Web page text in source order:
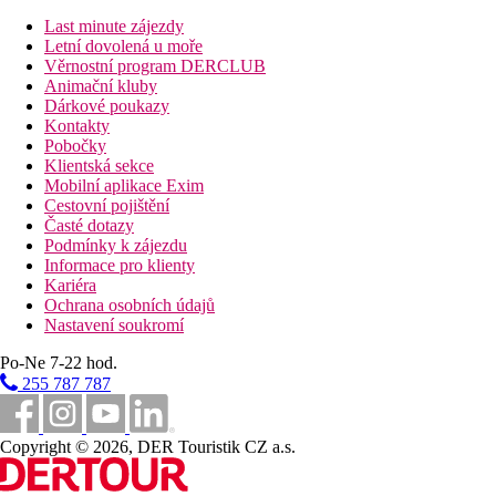
Vzdálenosti
5 km
Centrum města
21 km
Vzdálenost od nejbližšího letiště
Fotogalerie
Last minute zájezdy
Letní dovolená u moře
Věrnostní program DERCLUB
Animační kluby
Dárkové poukazy
Kontakty
Pobočky
Klientská sekce
Mobilní aplikace Exim
Cestovní pojištění
Časté dotazy
Podmínky k zájezdu
Informace pro klienty
Kariéra
Ochrana osobních údajů
Nastavení soukromí
Po-Ne 7-22 hod.
255 787 787
Copyright © 2026, DER Touristik CZ a.s.